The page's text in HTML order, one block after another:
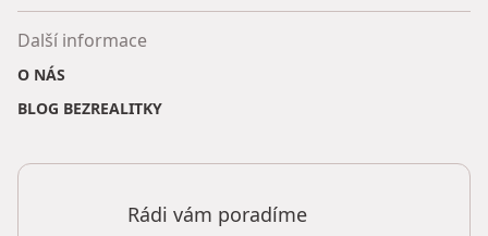
Další informace
O NÁS
BLOG BEZREALITKY
Rádi vám poradíme